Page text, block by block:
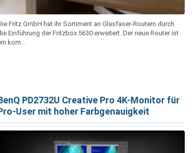
Fritz GmbH hat ihr Sortiment an Glasfaser-Routern durch
Einführung der Fritzbox 5630 erweitert. Der neue Router ist
kom...
PD2732U Creative Pro 4K-Monitor für
User mit hoher Farbgenauigkeit